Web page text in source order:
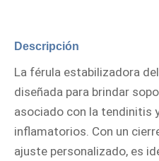
Descripción
La férula estabilizadora
diseñada para brindar
asociado con la tendinitis
inflamatorios. Con un
ajuste personalizado, es